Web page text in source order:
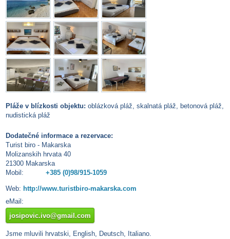
Pláže v blízkosti objektu: oblázková pláž, skalnatá pláž, betonová pláž,
nudistická pláž
Dodatečné informace a rezervace:
Turist biro - Makarska
Molizanskih hrvata 40
21300 Makarska
Mobil:
+385 (0)98/915-1059
Web: http://www.turistbiro-makarska.com
eMail:
josipovic.ivo@gmail.com
Jsme mluvili hrvatski, English, Deutsch, Italiano.